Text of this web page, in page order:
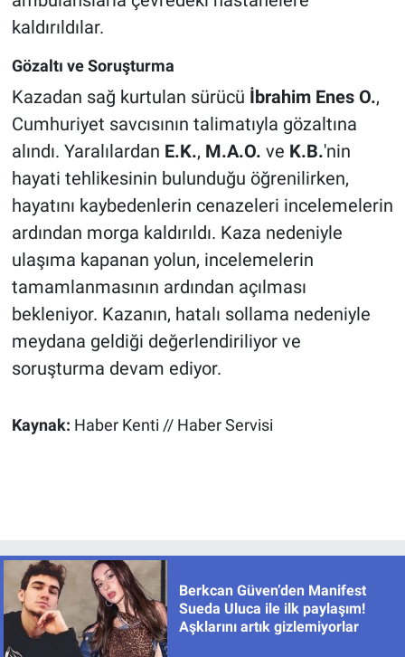
kaldırıldılar.
Gözaltı ve Soruşturma
Kazadan sağ kurtulan sürücü İbrahim Enes O.,
Cumhuriyet savcısının talimatıyla gözaltına
alındı. Yaralılardan E.K., M.A.O. ve K.B.'nin
hayati tehlikesinin bulunduğu öğrenilirken,
hayatını kaybedenlerin cenazeleri incelemelerin
ardından morga kaldırıldı. Kaza nedeniyle
ulaşıma kapanan yolun, incelemelerin
tamamlanmasının ardından açılması
bekleniyor. Kazanın, hatalı sollama nedeniyle
meydana geldiği değerlendiriliyor ve
soruşturma devam ediyor.
Kaynak: Haber Kenti // Haber Servisi
Berkcan Güven’den Manifest
Sueda Uluca ile ilk paylaşım!
Aşklarını artık gizlemiyorlar